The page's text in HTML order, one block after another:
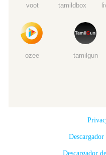
voot tamildbox
ozee tamilgun
Descargador